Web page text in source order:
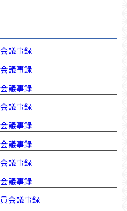
議事録
議事録
議事録
議事録
議事録
議事録
議事録
議事録
会議事録